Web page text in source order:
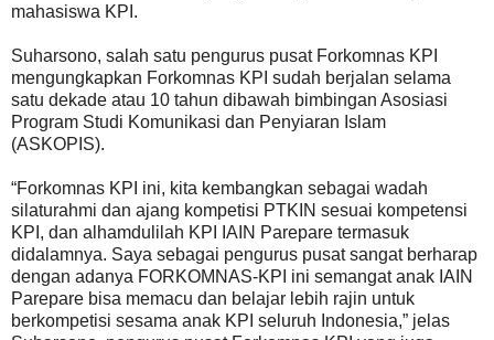
mahasiswa KPI.
Suharsono, salah satu pengurus pusat Forkomnas KPI
mengungkapkan Forkomnas KPI sudah berjalan selama
satu dekade atau 10 tahun dibawah bimbingan Asosiasi
Program Studi Komunikasi dan Penyiaran Islam
(ASKOPIS).
“Forkomnas KPI ini, kita kembangkan sebagai wadah
silaturahmi dan ajang kompetisi PTKIN sesuai kompetensi
KPI, dan alhamdulilah KPI IAIN Parepare termasuk
didalamnya. Saya sebagai pengurus pusat sangat berharap
dengan adanya FORKOMNAS-KPI ini semangat anak IAIN
Parepare bisa memacu dan belajar lebih rajin untuk
berkompetisi sesama anak KPI seluruh Indonesia,” jelas